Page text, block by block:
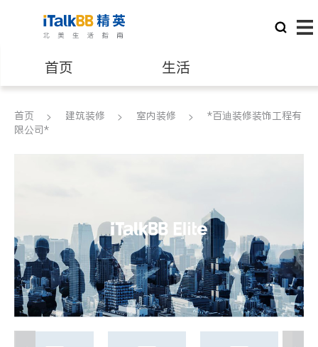
首页 生活
医生 律师
建筑装修
首页 建筑装修 室内装修
*百迪装修装饰工程有
限公司*